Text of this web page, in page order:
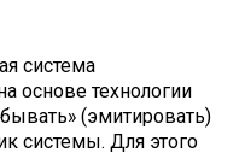
система
основе технологии
(эмитировать)
системы. Для этого